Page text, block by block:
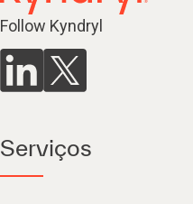
Follow Kyndryl
Serviços